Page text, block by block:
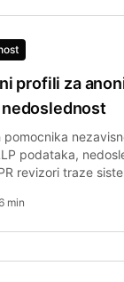
profili za
pomocnika
podataka,
revizori traze
min